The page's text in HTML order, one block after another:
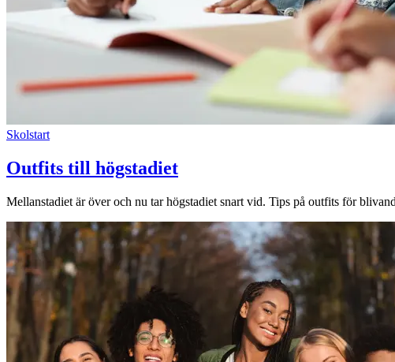
Öppettider
Praktisk information
Presentkort
Min Shopping-app
Skolstart
Outfits till högstadiet
Mellanstadiet är över och nu tar högstadiet snart vid. Tips på outfits för